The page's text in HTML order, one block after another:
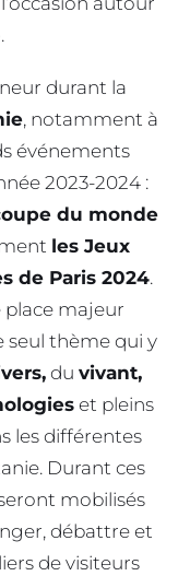
.
durant la
, notamment à
événements
2023-2024 :
du monde
les Jeux
de Paris 2024.
place majeur
seul thème qui y
du vivant,
et pleins
les différentes
Durant ces
mobilisés
débattre et
de visiteurs